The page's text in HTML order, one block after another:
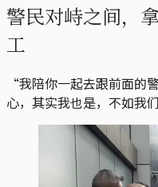
警民对峙之间，
工
“我陪你一起去跟前面的
心，其实我也是，不如我